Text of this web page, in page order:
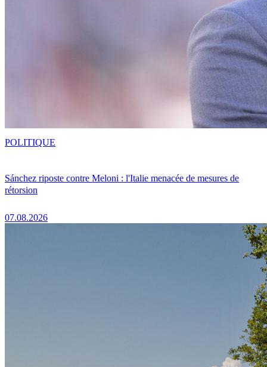
Sánchez riposte contre Meloni : l'Italie menacée de mesures de
rétorsion
07.08.2026
POLITIQUE